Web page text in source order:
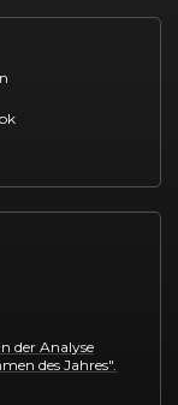
der Analyse
des Jahres".